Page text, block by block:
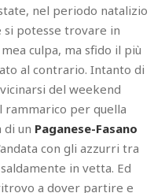
nel periodo natalizio
potesse trovare in
mea culpa, ma sfido il più
al contrario. Intanto di
del weekend
rammarico per quella
di un Paganese-Fasano
con gli azzurri tra
in vetta. Ed
a dover partire e